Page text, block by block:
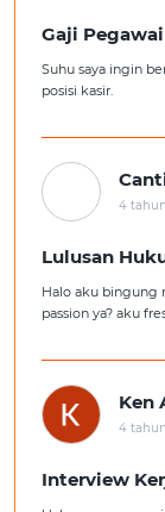
Gaji
Suhu saya ingin
posisi kasir.
4
Lulusan
Halo aku bingung
passion ya? aku
aku ambil kerjaan
Ken
4
Interview